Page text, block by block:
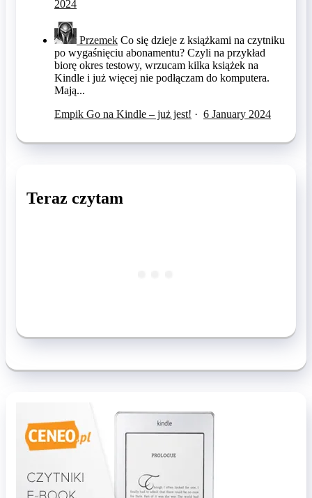
2024
Przemek Co się dzieje z książkami na czytniku
po wygaśnięciu abonamentu? Czyli na przykład
biorę okres testowy, wrzucam kilka książek na
Kindle i już więcej nie podłączam do komputera.
Mają...
Empik Go na Kindle – już jest! · 6 January 2024
Teraz czytam